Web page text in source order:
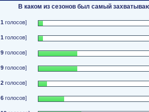
В каком из сезонов был самый
1 голосов]
1 голосов]
9голосов]
9голосов]
2голосов]
6голосов]